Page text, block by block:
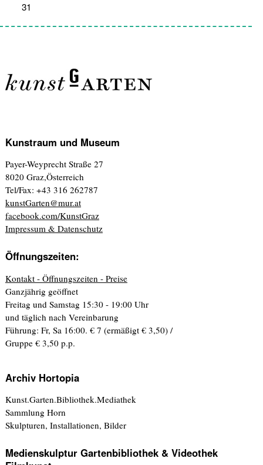
31
Kunstraum und Museum
Payer-Weyprecht Straße 27
8020 Graz,Österreich
Tel/Fax: +43 316 262787
kunstGarten@mur.at
facebook.com/KunstGraz
Impressum & Datenschutz
Öffnungszeiten:
Kontakt - Öffnungszeiten - Preise
Ganzjährig geöffnet
Freitag und Samstag 15:30 - 19:00 Uhr
und täglich nach Vereinbarung
Führung: Fr, Sa 16:00. € 7 (ermäßigt € 3,50) /
Gruppe € 3,50 p.p.
Archiv Hortopia
Kunst.Garten.Bibliothek.Mediathek
Sammlung Horn
Skulpturen, Installationen, Bilder
Medienskulptur Gartenbibliothek & Videothek